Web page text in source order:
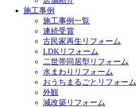
施工事例
施工事例一覧
連続受賞
古民家再生リフォーム
LDKリフォーム
二世帯同居型リフォーム
水まわりリフォーム
おうちまるごとリフォーム
外観
減改築リフォーム